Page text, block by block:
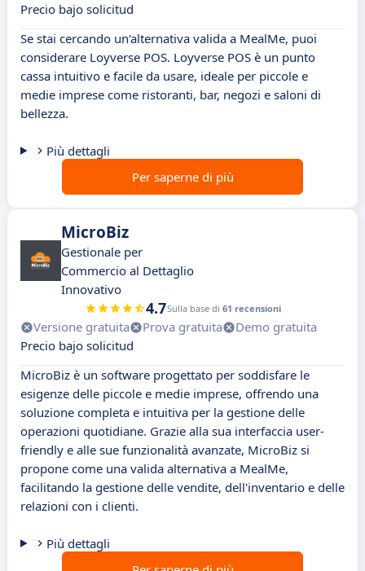
Precio bajo solicitud
Se stai cercando un'alternativa valida a MealMe, puoi
considerare Loyverse POS. Loyverse POS è un punto
cassa intuitivo e facile da usare, ideale per piccole e
medie imprese come ristoranti, bar, negozi e saloni di
bellezza.
Più dettagli
Per saperne di più
MicroBiz
Gestionale per
Commercio al Dettaglio
Innovativo
4.7Sulla base di 61 recensioni
Versione gratuita Prova gratuita
Demo gratuita
Precio bajo solicitud
MicroBiz è un software progettato per soddisfare le
esigenze delle piccole e medie imprese, offrendo una
soluzione completa e intuitiva per la gestione delle
operazioni quotidiane. Grazie alla sua interfaccia user-
friendly e alle sue funzionalità avanzate, MicroBiz si
propone come una valida alternativa a MealMe,
facilitando la gestione delle vendite, dell'inventario e delle
relazioni con i clienti.
Più dettagli